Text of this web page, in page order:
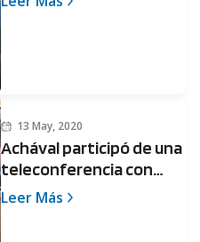
13 May, 2020
Achával participó de una
teleconferencia con
Kicillof, donde se
Leer Más